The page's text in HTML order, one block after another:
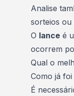
Analise
sorteios ou
O lance é
ocorrem
Qual o
Como já
É